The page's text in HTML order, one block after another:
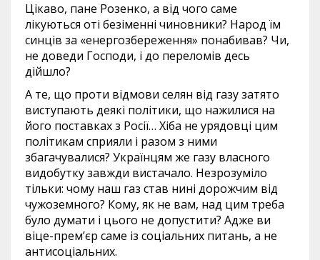
Цікаво, пане Розенко, а від чого саме
лікуються оті безіменні чиновники? Народ їм
синців за «енергозбереження» понабивав? Чи,
не доведи Господи, і до переломів десь
дійшло?
А те, що проти відмови селян від газу затято
виступають деякі політики, що нажилися на
його поставках з Росії… Хіба не урядовці цим
політикам сприяли і разом з ними
збагачувалися? Українцям же газу власного
видобутку завжди вистачало. Незрозуміло
тільки: чому наш газ став нині дорожчим від
чужоземного? Кому, як не вам, над цим треба
було думати і цього не допустити? Адже ви
віце-прем’єр саме із соціальних питань, а не
антисоціальних.